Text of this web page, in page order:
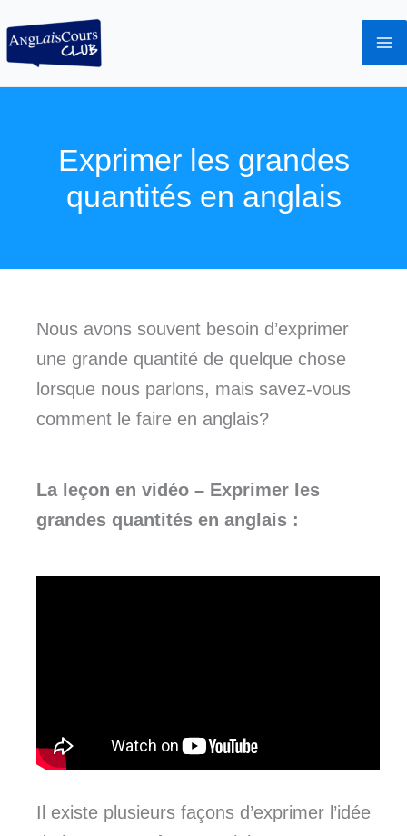
au
contenu
Exprimer les grandes
quantités en anglais
Nous avons souvent besoin d’exprimer
une grande quantité de quelque chose
lorsque nous parlons, mais savez-vous
comment le faire en anglais?
La leçon en vidéo – Exprimer les
grandes quantités en anglais :
Il existe plusieurs façons d’exprimer l’idée